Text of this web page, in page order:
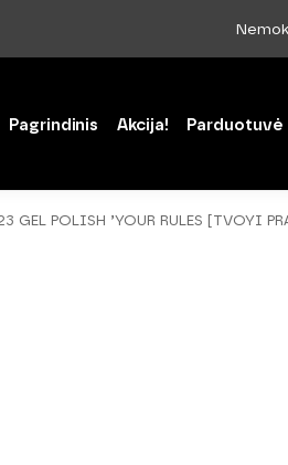
Pagrindinis Akcija! Parduotuvė
GEL POLISH ’YOUR RULES [TVOYI